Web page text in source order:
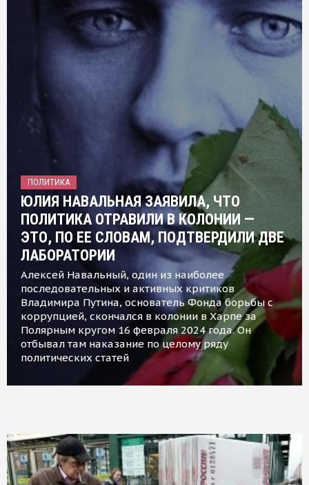
ПОЛИТИКА
ЮЛИЯ НАВАЛЬНАЯ ЗАЯВИЛА, ЧТО
ПОЛИТИКА ОТРАВИЛИ В КОЛОНИИ —
ЭТО, ПО ЕЕ СЛОВАМ, ПОДТВЕРДИЛИ ДВЕ
ЛАБОРАТОРИИ
Алексей Навальный, один из наиболее
последовательных и активных критиков
Владимира Путина, основатель Фонда борьбы с
коррупцией, скончался в колонии в Харпе за
Полярным кругом 16 февраля 2024 года. Он
отбывал там наказание по целому ряду
политических статей